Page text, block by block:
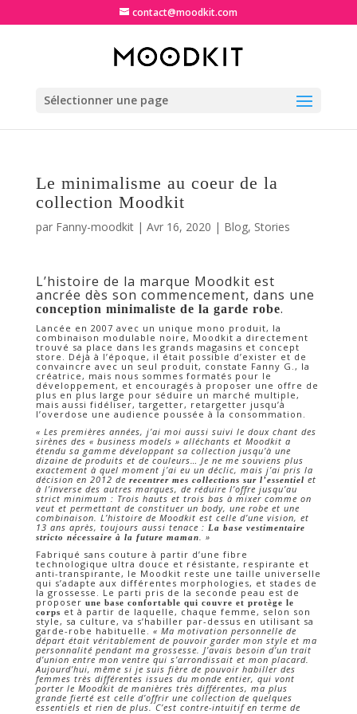
contact@moodkit.com
Sélectionner une page
Le minimalisme au coeur de la
collection Moodkit
par Fanny-moodkit| Avr 16, 2020 | Blog, Stories
L’histoire de la marque Moodkit est
ancrée dès son commencement, dans une
conception minimaliste de la garde robe.
Lancée en 2007 avec un unique mono produit, la
combinaison modulable noire, Moodkit a directement
trouvé sa place dans les grands magasins et concept
store. Déjà à l’époque, il était possible d’exister et de
convaincre avec un seul produit, constate Fanny G., la
créatrice, mais nous sommes formatés pour le
développement, et encouragés à proposer une offre de
plus en plus large pour séduire un marché multiple,
mais aussi fidéliser, targetter, retargetter jusqu’à
l’overdose une audience poussée à la consommation.
« Les premières années, j’ai moi aussi suivi le doux chant des
sirènes des « business models » alléchants et Moodkit a
étendu sa gamme développant sa collection jusqu’à une
dizaine de produits et de couleurs… Je ne me souviens plus
exactement à quel moment j’ai eu un déclic, mais j’ai pris la
décision en 2012 de recentrer mes collections sur l’essentiel et
à l’inverse des autres marques, de réduire l’offre jusqu’au
strict minimum : Trois hauts et trois bas à mixer comme on
veut et permettant de constituer un body, une robe et une
combinaison. L’histoire de Moodkit est celle d’une vision, et
13 ans après, toujours aussi tenace : La base vestimentaire
stricto nécessaire à la future maman. »
Fabriqué sans couture à partir d’une fibre
technologique ultra douce et résistante, respirante et
anti-transpirante, le Moodkit reste une taille universelle
qui s’adapte aux différentes morphologies, et stades de
la grossesse. Le parti pris de la seconde peau est de
proposer une base confortable qui couvre et protège le
corps et à partir de laquelle, chaque femme, selon son
style, sa culture, va s’habiller par-dessus en utilisant sa
garde-robe habituelle. « Ma motivation personnelle de
départ était véritablement de pouvoir garder mon style et ma
personnalité pendant ma grossesse. J’avais besoin d’un trait
d’union entre mon ventre qui s’arrondissait et mon placard.
Aujourd’hui, même si je suis fière de pouvoir habiller des
femmes très différentes issues du monde entier, qui vont
porter le Moodkit de manières très différentes, ma plus
grande fierté est celle d’offrir une collection de quelques
essentiels et rien de plus. C’est contre-intuitif en terme de